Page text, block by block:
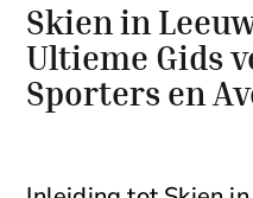
Skien in
Ultieme Gids
Sporters en